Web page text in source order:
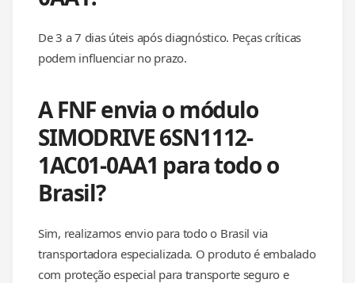
De 3 a 7 dias úteis após diagnóstico. Peças críticas
podem influenciar no prazo.
A FNF envia o módulo
SIMODRIVE 6SN1112-
1AC01-0AA1 para todo o
Brasil?
Sim, realizamos envio para todo o Brasil via
transportadora especializada. O produto é embalado
com proteção especial para transporte seguro e